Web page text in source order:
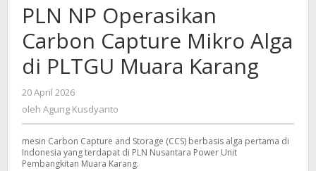
Carbon
Capture
Mikro
Alga
di
Karang
PLN NP Operasikan
Carbon Capture Mikro Alga
di PLTGU Muara Karang
20 April 2026
Agung
Kusdyanto
oleh Agung Kusdyanto
mesin Carbon Capture and Storage (CCS) berbasis alga pertama di
Indonesia yang terdapat di PLN Nusantara Power Unit
Pembangkitan Muara Karang.